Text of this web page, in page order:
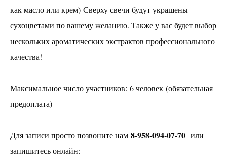
Предметы интерьера на ЗАКАЗ
как масло или крем) Сверху свечи будут украшены
сухоцветами по вашему желанию. Также у вас будет выбор
нескольких ароматических экстрактов профессионального
качества!
Максимальное число участников: 6 человек (обязательная
предоплата)
Для записи просто позвоните нам 8-958-094-07-70 или
запишитесь онлайн: